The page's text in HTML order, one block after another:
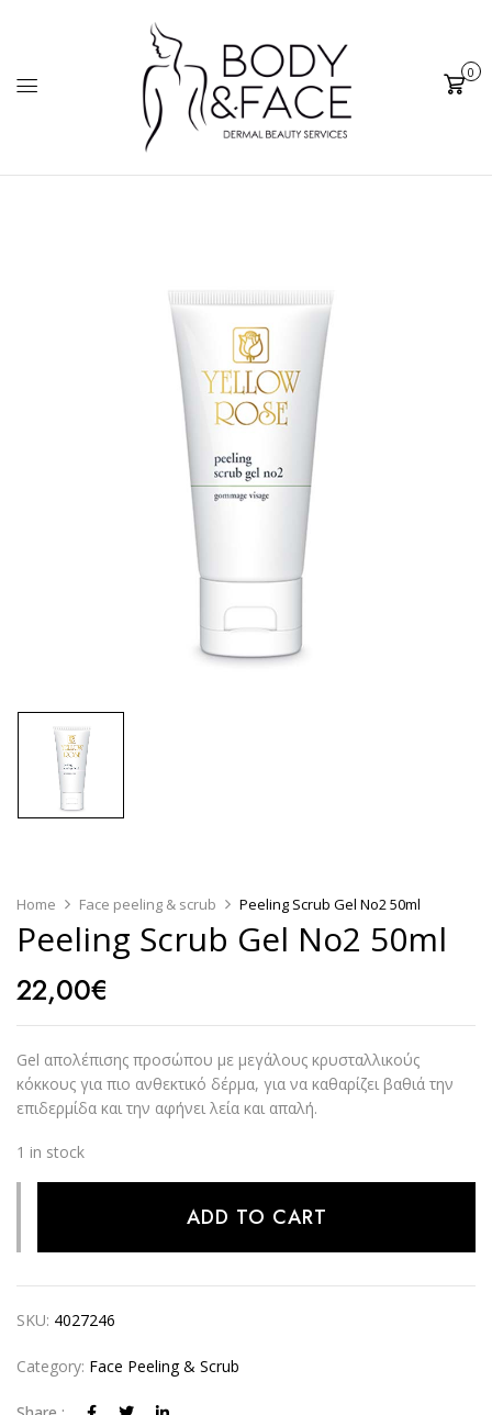
Cart
0
Home Face peeling & scrub Peeling Scrub Gel No2 50ml
Peeling Scrub Gel No2 50ml
22,00€
Gel απολέπισης προσώπου με μεγάλους κρυσταλλικούς
κόκκους για πιο ανθεκτικό δέρμα, για να καθαρίζει βαθιά την
επιδερμίδα και την αφήνει λεία και απαλή.
1 in stock
ADD TO CART
SKU: 4027246
Category: Face Peeling & Scrub